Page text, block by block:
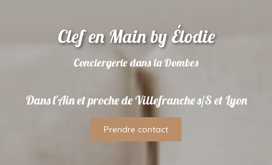
Clef en Main by Élodie
Conciergerie dans la Dombes
Dans l'Ain et proche de Villefranche s/S et Lyon
Prendre contact
Propriétaire de logement
Je découvre les solutions propriétaires
Voyageurs, bienvenue dans la
Dombes !
Prendre contact